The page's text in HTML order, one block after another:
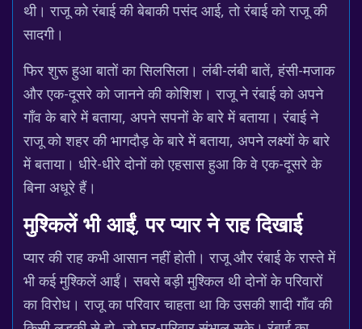
थी। राजू को रंबाई की बेबाकी पसंद आई, तो रंबाई को राजू की
सादगी।
फिर शुरू हुआ बातों का सिलसिला। लंबी-लंबी बातें, हंसी-मजाक
और एक-दूसरे को जानने की कोशिश। राजू ने रंबाई को अपने
गाँव के बारे में बताया, अपने सपनों के बारे में बताया। रंबाई ने
राजू को शहर की भागदौड़ के बारे में बताया, अपने लक्ष्यों के बारे
में बताया। धीरे-धीरे दोनों को एहसास हुआ कि वे एक-दूसरे के
बिना अधूरे हैं।
मुश्किलें भी आईं, पर प्यार ने राह दिखाई
प्यार की राह कभी आसान नहीं होती। राजू और रंबाई के रास्ते में
भी कई मुश्किलें आईं। सबसे बड़ी मुश्किल थी दोनों के परिवारों
का विरोध। राजू का परिवार चाहता था कि उसकी शादी गाँव की